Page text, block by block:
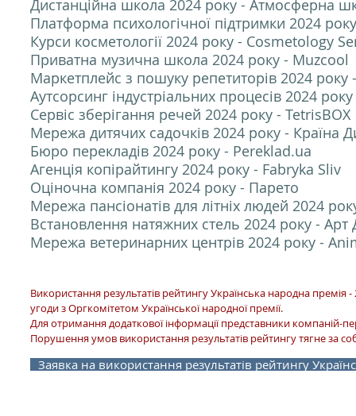
Дистанційна школа 2024 року - Атмосферна
Платформа психологічної підтримки 2024
Курси косметології 2024 року - Cosmetology
Приватна музична школа 2024 року - Muzcool
Маркетплейс з пошуку репетиторів 2024 року
Аутсорсинг індустріальних процесів 2024
Сервіс зберігання речей 2024 року - TetrisBOX
Мережа дитячих садочків 2024 року - Країна
Бюро перекладів 2024 року - Pereklad.ua
Агенція копірайтингу 2024 року - Fabryka Sliv
Оціночна компанія 2024 року - Парето
Мережа пансіонатів для літніх людей 2024
Встановлення натяжних стель 2024 року - Арт
Мережа ветеринарних центрів 2024 року -
Використання результатів рейтингу Українська народна премія
угоди з Оргкомітетом Української народної премії.
Для отримання додаткової інформації представники
Порушення умов використання результатів рейтингу тягне за
Заявка на використання результатів рейтингу